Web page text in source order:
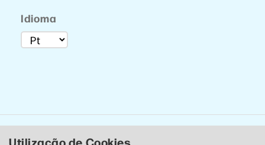
Idioma
Utilização de Cookies